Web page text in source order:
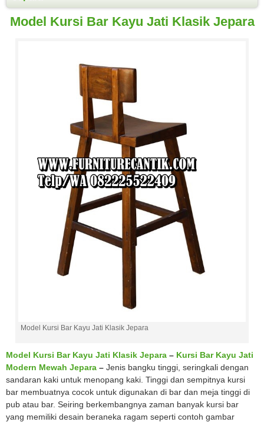
Model Kursi Bar Kayu Jati Klasik Jepara
Model Kursi Bar Kayu Jati Klasik Jepara
Model Kursi Bar Kayu Jati Klasik Jepara – Kursi Bar Kayu Jati
Modern Mewah Jepara – Jenis bangku tinggi, seringkali dengan
sandaran kaki untuk menopang kaki. Tinggi dan sempitnya kursi
bar membuatnya cocok untuk digunakan di bar dan meja tinggi di
pub atau bar. Seiring berkembangnya zaman banyak kursi bar
yang memiliki desain beraneka ragam seperti contoh gambar